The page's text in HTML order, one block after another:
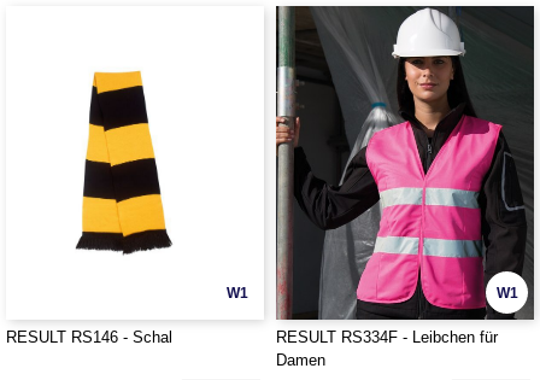
W1
RESULT RS146 - Schal
W1
RESULT RS334F - Leibchen für
Damen